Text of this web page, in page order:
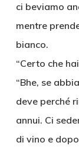
ci beviamo
mentre
bianco.
“Certo che
“Bhe, se
deve perché
annui. Ci
di vino e